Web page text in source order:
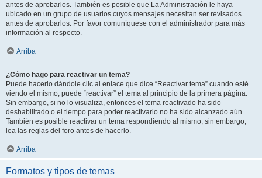
antes de aprobarlos. También es posible que La Administración le haya
ubicado en un grupo de usuarios cuyos mensajes necesitan ser revisados
antes de aprobarlos. Por favor comuníquese con el administrador para más
información al respecto.
Arriba
¿Cómo hago para reactivar un tema?
Puede hacerlo dándole clic al enlace que dice “Reactivar tema” cuando esté
viendo el mismo, puede “reactivar” el tema al principio de la primera página.
Sin embargo, si no lo visualiza, entonces el tema reactivado ha sido
deshabilitado o el tiempo para poder reactivarlo no ha sido alcanzado aún.
También es posible reactivar un tema respondiendo al mismo, sin embargo,
lea las reglas del foro antes de hacerlo.
Arriba
Formatos y tipos de temas